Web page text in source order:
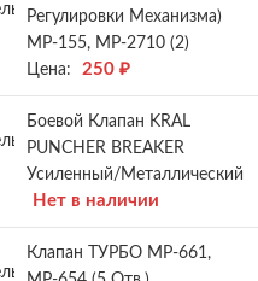
Регулировки Механизма)
МР-155, МР-2710 (2)
Цена:
250 ₽
Боевой Клапан KRAL
PUNCHER BREAKER
Усиленный/металлический
Нет в наличии
Клапан ТУРБО МР-661,